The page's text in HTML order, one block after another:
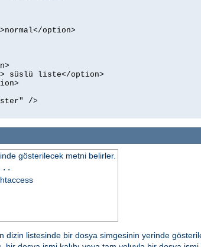
option>
süslü liste</option>
/>
gösterilecek metni belirler.
dizin listesinde bir dosya simgesinin yerinde